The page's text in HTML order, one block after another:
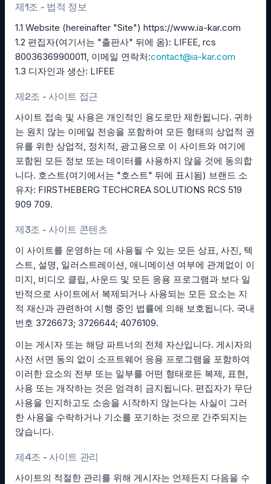
제1조 - 법적 정보
1.1 Website (hereinafter "Site") https://www.ia-kar.com
1.2 편집자(여기서는 "출판사" 뒤에 옴): LIFEE, rcs
80036369900011, 이메일 연락처:contact@ia-kar.com
1.3 디자인과 생산: LIFEE
제2조 - 사이트 접근
사이트 접속 및 사용은 개인적인 용도로만 제한됩니다. 귀하
는 원치 않는 이메일 전송을 포함하여 모든 형태의 상업적 권
유를 위한 상업적, 정치적, 광고용으로 이 사이트와 여기에
포함된 모든 정보 또는 데이터를 사용하지 않을 것에 동의합
니다. 호스트(여기에서는 "호스트" 뒤에 표시됨) 브랜드 소
유자: FIRSTHEBERG TECHCREA SOLUTIONS RCS 519
909 709.
제3조 - 사이트 콘텐츠
이 사이트를 운영하는 데 사용될 수 있는 모든 상표, 사진, 텍
스트, 설명, 일러스트레이션, 애니메이션 여부에 관계없이 이
미지, 비디오 클립, 사운드 및 모든 응용 프로그램과 보다 일
반적으로 사이트에서 복제되거나 사용되는 모든 요소는 지
적 재산과 관련하여 시행 중인 법률에 의해 보호됩니다. 국내
번호 3726673; 3726644; 4076109.
이는 게시자 또는 해당 파트너의 전체 자산입니다. 게시자의
사전 서면 동의 없이 소프트웨어 응용 프로그램을 포함하여
이러한 요소의 전부 또는 일부를 어떤 형태로든 복제, 표현,
사용 또는 개작하는 것은 엄격히 금지됩니다. 편집자가 무단
사용을 인지하고도 소송을 시작하지 않는다는 사실이 그러
한 사용을 수락하거나 기소를 포기하는 것으로 간주되지는
않습니다.
제4조 - 사이트 관리
사이트의 적절한 관리를 위해 게시자는 언제든지 다음을 수